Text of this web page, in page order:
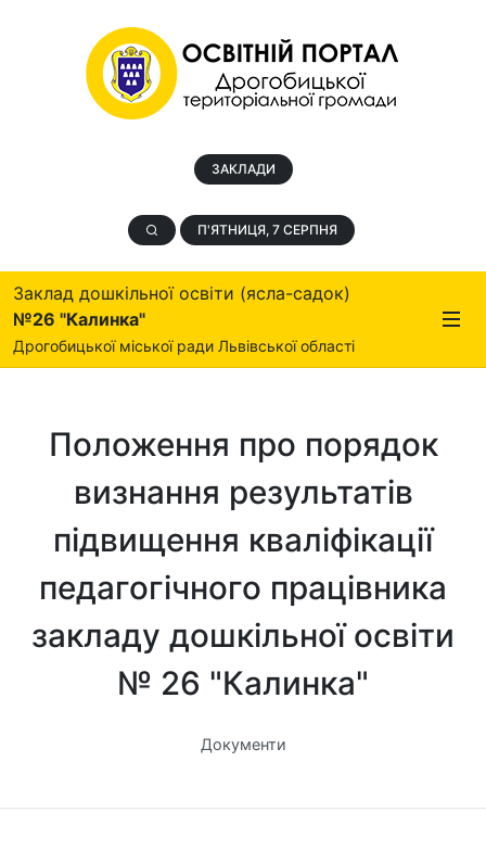
ЗАКЛАДИ
П'ЯТНИЦЯ, 7 СЕРПНЯ
Заклад дошкільної освіти (ясла-садок)
№26 "Калинка"
Дрогобицької міської ради Львівської області
Положення про порядок
визнання результатів
підвищення кваліфікації
педагогічного працівника
закладу дошкільної освіти
№ 26 "Калинка"
Документи